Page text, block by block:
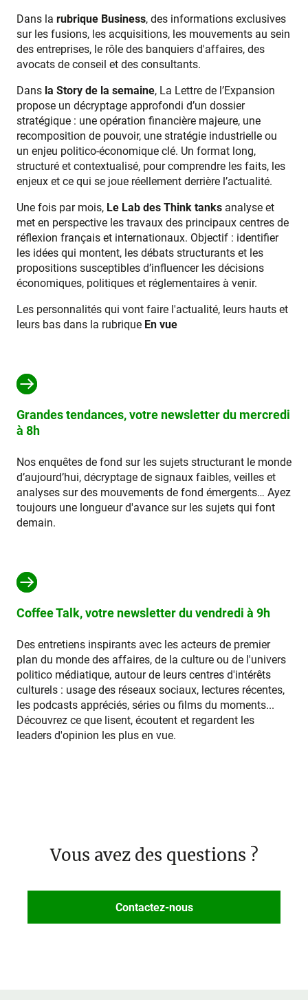
Dans la rubrique Business, des informations exclusives
sur les fusions, les acquisitions, les mouvements au sein
des entreprises, le rôle des banquiers d'affaires, des
avocats de conseil et des consultants.
Dans la Story de la semaine, La Lettre de l’Expansion
propose un décryptage approfondi d’un dossier
stratégique : une opération financière majeure, une
recomposition de pouvoir, une stratégie industrielle ou
un enjeu politico-économique clé. Un format long,
structuré et contextualisé, pour comprendre les faits, les
enjeux et ce qui se joue réellement derrière l’actualité.
Une fois par mois, Le Lab des Think tanks analyse et
met en perspective les travaux des principaux centres de
réflexion français et internationaux. Objectif : identifier
les idées qui montent, les débats structurants et les
propositions susceptibles d’influencer les décisions
économiques, politiques et réglementaires à venir.
Les personnalités qui vont faire l'actualité, leurs hauts et
leurs bas dans la rubrique En vue
Grandes tendances, votre newsletter du mercredi
à 8h
Nos enquêtes de fond sur les sujets structurant le monde
d’aujourd’hui, décryptage de signaux faibles, veilles et
analyses sur des mouvements de fond émergents… Ayez
toujours une longueur d'avance sur les sujets qui font
demain.
Coffee Talk, votre newsletter du vendredi à 9h
Des entretiens inspirants avec les acteurs de premier
plan du monde des affaires, de la culture ou de l'univers
politico médiatique, autour de leurs centres d'intérêts
culturels : usage des réseaux sociaux, lectures récentes,
les podcasts appréciés, séries ou films du moments...
Découvrez ce que lisent, écoutent et regardent les
leaders d'opinion les plus en vue.
Vous avez des questions ?
Contactez-nous